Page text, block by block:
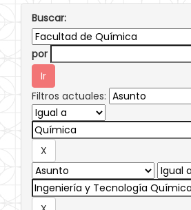
Buscar:
por
Filtros actuales: